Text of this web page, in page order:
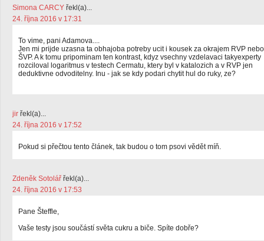
Simona CARCY řekl(a)...
24. října 2016 v 17:31
To vime, pani Adamova....
Jen mi prijde uzasna ta obhajoba potreby ucit i kousek za okrajem RVP nebo
ŠVP. A k tomu pripominam ten kontrast, kdyz vsechny vzdelavaci takyexperty
rozciloval logaritmus v testech Cermatu, ktery byl v katalozich a v RVP jen
deduktivne odvoditelny. Inu - jak se kdy podari chytit hul do ruky, ze?
jir řekl(a)...
24. října 2016 v 17:52
Pokud si přečtou tento článek, tak budou o tom psovi vědět míň.
Zdeněk Sotolář řekl(a)...
24. října 2016 v 17:53
Pane Šteffle,
Vaše testy jsou součástí světa cukru a biče. Spíte dobře?